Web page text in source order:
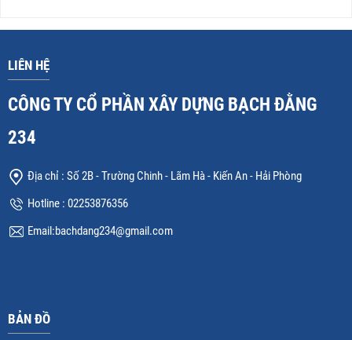
LIÊN HỆ
CÔNG TY CỔ PHẦN XÂY DỰNG BẠCH ĐẰNG
234
Địa chỉ : Số 2B - Trường Chinh - Lãm Hà - Kiến An - Hải Phòng
Hotline : 02253876356
Email:bachdang234@gmail.com
BẢN ĐỒ